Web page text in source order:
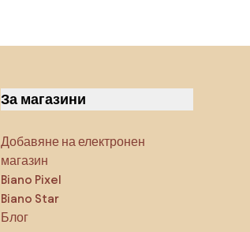
За магазини
Добавяне на електронен
магазин
Biano Pixel
Biano Star
Блог